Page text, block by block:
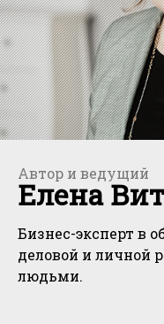
Автор и ведущий
Елена
Бизнес-эксперт в
деловой и личной
людьми.